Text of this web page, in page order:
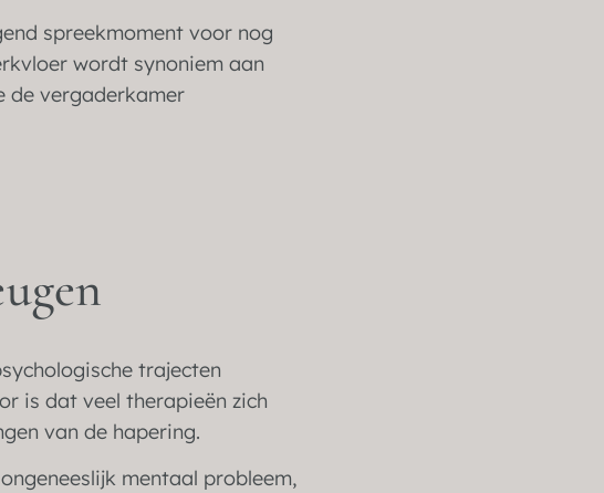
spreekmoment voor nog
wordt synoniem aan
de vergaderkamer
trajecten
is dat veel therapieën zich
van de hapering.
mentaal probleem,